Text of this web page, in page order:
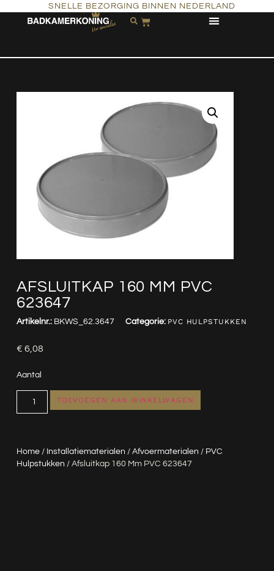
SNELLE BEZORGING BINNEN NEDERLAND
AFSLUITKAP 160 MM PVC
623647
Home/ Installatiematerialen / Afvoermaterialen / PVC
Hulpstukken / Afsluitkap 160 Mm PVC 623647
Artikelnr.: BKWS_62.3647 Categorie: PVC HULPSTUKKEN
€ 6,08
Aantal
TOEVOEGEN AAN WINKELWAGEN